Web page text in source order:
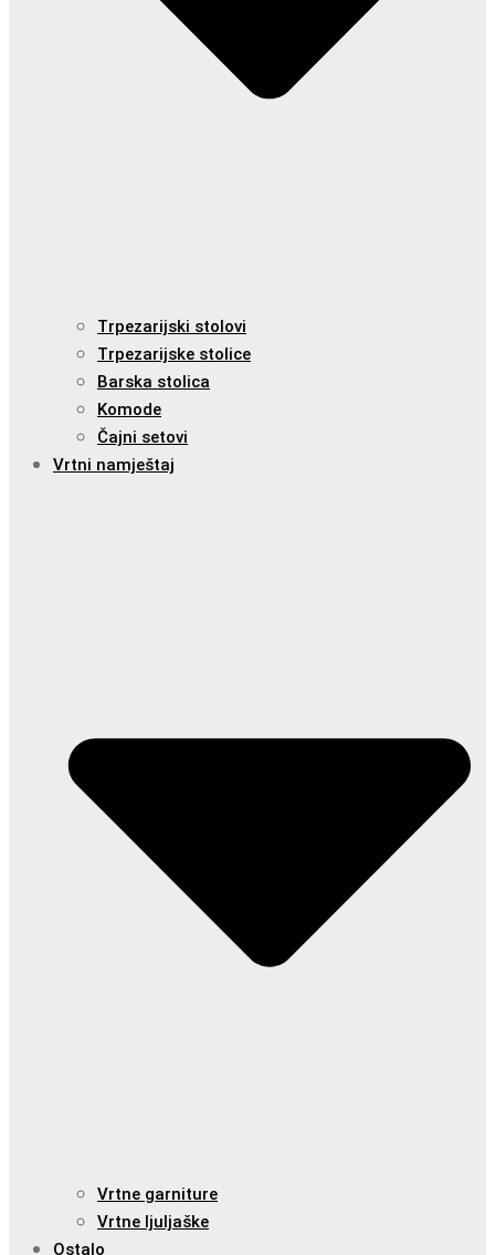
Trpezarijski stolovi
Trpezarijske stolice
Barska stolica
Komode
Čajni setovi
Vrtni namještaj
Vrtne garniture
Vrtne ljuljaške
Ostalo